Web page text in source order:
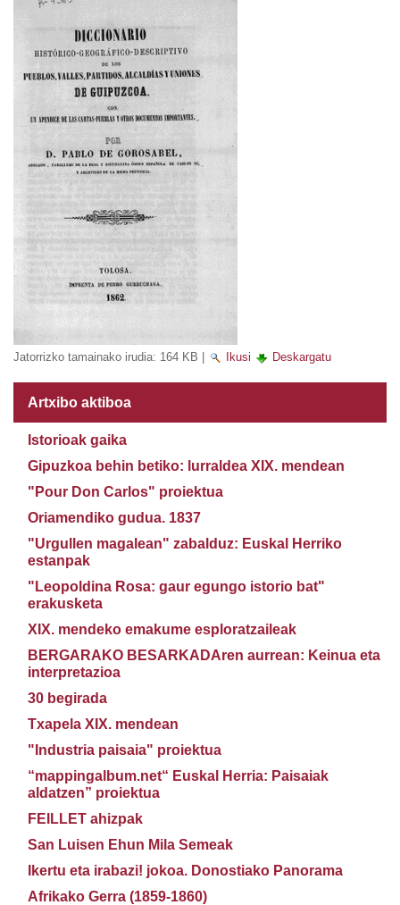
Jatorrizko tamainako irudia: 164 KB Ikusi Deskargatu
Artxibo aktiboa
Istorioak gaika
Gipuzkoa behin betiko: lurraldea XIX. mendean
"Pour Don Carlos" proiektua
Oriamendiko gudua. 1837
"Urgullen magalean" zabalduz: Euskal Herriko
estanpak
"Leopoldina Rosa: gaur egungo istorio bat"
erakusketa
XIX. mendeko emakume esploratzaileak
BERGARAKO BESARKADAren aurrean: Keinua eta
interpretazioa
30 begirada
Txapela XIX. mendean
"Industria paisaia" proiektua
“mappingalbum.net“ Euskal Herria: Paisaiak
aldatzen” proiektua
FEILLET ahizpak
San Luisen Ehun Mila Semeak
Ikertu eta irabazi! jokoa. Donostiako Panorama
Afrikako Gerra (1859-1860)